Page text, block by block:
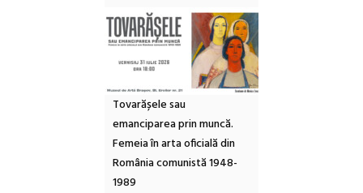
Tovarășele sau
emanciparea prin muncă.
Femeia în arta oficială din
România comunistă 1948-
1989